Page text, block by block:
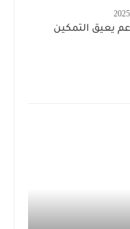
يعيق التمكين